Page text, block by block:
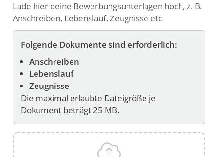
Lade hier deine Bewerbungsunterlagen hoch, z. B.
Anschreiben, Lebenslauf, Zeugnisse etc.
Folgende Dokumente sind erforderlich:
Anschreiben
Lebenslauf
Zeugnisse
Die maximal erlaubte Dateigröße je
Dokument beträgt 25 MB.